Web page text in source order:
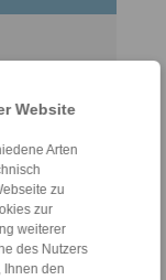
Website
Arten
zu
zur
weiterer
des Nutzers
Ihnen den